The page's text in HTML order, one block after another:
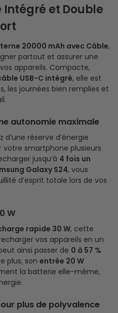
et Double
20000 mAh avec Câble,
partout et assurer une
appareils. Compacte,
USB-C intégré, elle est
les journées bien remplies et
autonomie maximale
d’une réserve d’énergie
smartphone plusieurs
jusqu’à 4 fois un
Galaxy S24, vous
d’esprit totale lors de vos
W
rapide 30 W, cette
vos appareils en un
ainsi passer de 0 à 57 %
plus, son entrée 20 W
la batterie elle-même,
plus de polyvalence